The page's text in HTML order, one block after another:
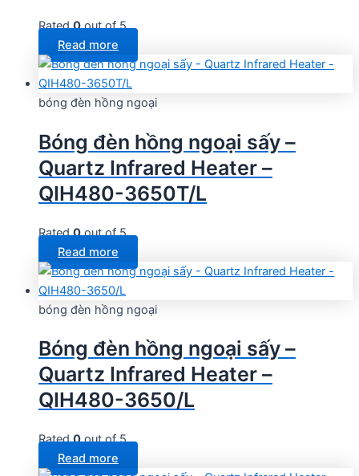
Rated0out of 5
Read more
bóng đèn hồng ngoại
Bóng đèn hồng ngoại sấy –
Quartz Infrared Heater –
QIH480-3650T/L
Rated0out of 5
Read more
bóng đèn hồng ngoại
Bóng đèn hồng ngoại sấy –
Quartz Infrared Heater –
QIH480-3650/L
Rated0out of 5
Read more